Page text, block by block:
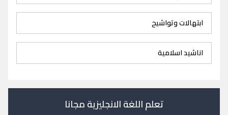
ابتهالات وتواشيح
اناشيد اسلامية
تعلم اللغة الانجليزية مجانا